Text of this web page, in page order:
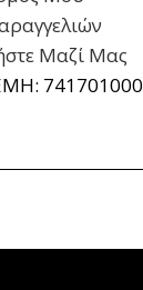
Μαζί Μας
741701000